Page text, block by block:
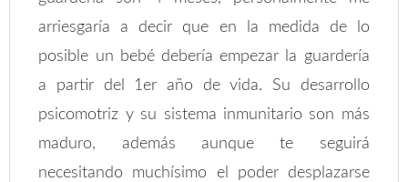
arriesgaría a decir que en la medida de lo
posible un bebé debería empezar la guardería
a partir del 1er año de vida. Su desarrollo
psicomotriz y su sistema inmunitario son más
maduro, además aunque te seguirá
necesitando muchísimo el poder desplazarse